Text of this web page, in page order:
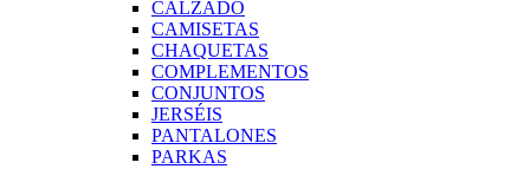
CALZADO
CAMISETAS
CHAQUETAS
COMPLEMENTOS
CONJUNTOS
JERSÉIS
PANTALONES
PARKAS